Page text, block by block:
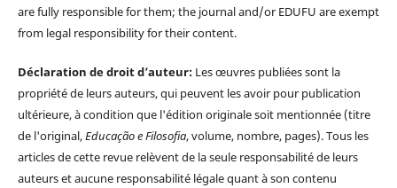
are fully responsible for them; the journal and/or EDUFU are exempt
from legal responsibility for their content.
Déclaration de droit d’auteur: Les œuvres publiées sont la
propriété de leurs auteurs, qui peuvent les avoir pour publication
ultérieure, à condition que l'édition originale soit mentionnée (titre
de l'original,Educação e Filosofia, volume, nombre, pages). Tous les
articles de cette revue relèvent de la seule responsabilité de leurs
auteurs et aucune responsabilité légale quant à son contenu